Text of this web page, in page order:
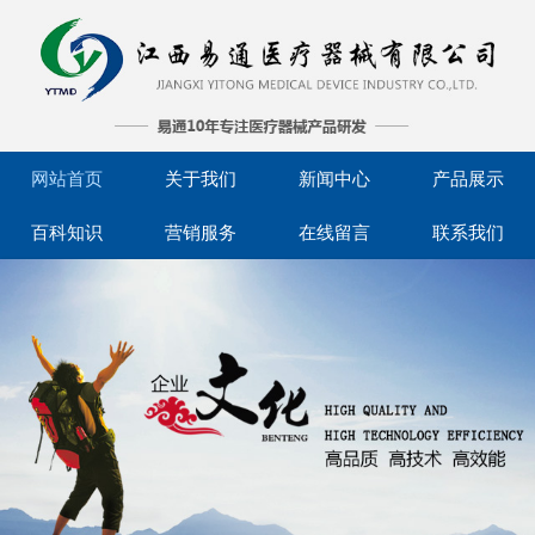
网站首页 关于我们 新闻中心 产品展示
百科知识 营销服务 在线留言 联系我们